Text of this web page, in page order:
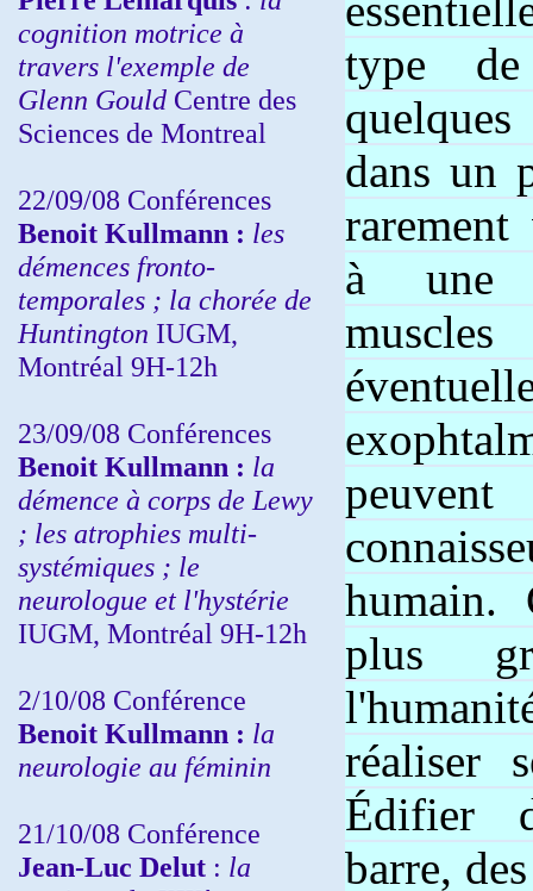
cognition motrice à
travers l'exemple de
Glenn Gould Centre des
Sciences de Montreal
22/09/08 Conférences
Benoit Kullmann : les
démences fronto-
temporales ; la chorée de
Huntington IUGM,
Montréal 9H-12h
23/09/08 Conférences
Benoit Kullmann : la
démence à corps de Lewy
; les atrophies multi-
systémiques ; le
neurologue et l'hystérie
IUGM, Montréal 9H-12h
2/10/08 Conférence
Benoit Kullmann : la
neurologie au féminin
21/10/08 Conférence
Jean-Luc Delut : la
type de
dans un
rarement
à une
plus
réaliser
Édifier
barre,